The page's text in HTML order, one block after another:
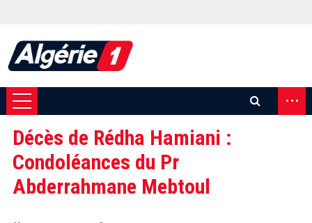
...
Décès de Rédha Hamiani :
Condoléances du Pr
Abderrahmane Mebtoul